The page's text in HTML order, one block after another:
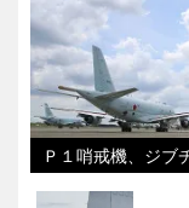
Ｐ１哨戒機、ジブ